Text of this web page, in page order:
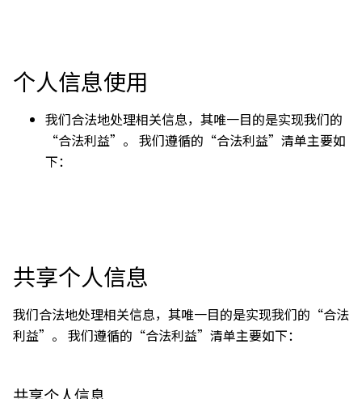
个人信息使用
我们合法地处理相关信息，其唯一目的是实现我们的
“合法利益”。 我们遵循的“合法利益”清单主要如
下：
共享个人信息
我们合法地处理相关信息，其唯一目的是实现我们的“合法
利益”。 我们遵循的“合法利益”清单主要如下：